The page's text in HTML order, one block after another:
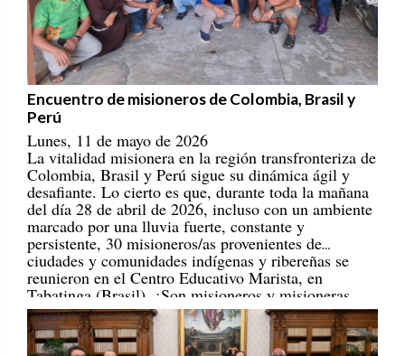
Encuentro de misioneros de Colombia, Brasil y
Perú
Lunes, 11 de mayo de 2026
La vitalidad misionera en la región transfronteriza de
Colombia, Brasil y Perú sigue su dinámica ágil y
desafiante. Lo cierto es que, durante toda la mañana
del día 28 de abril de 2026, incluso con un ambiente
marcado por una lluvia fuerte, constante y
persistente, 30 misioneros/as provenientes de
ciudades y comunidades indígenas y ribereñas se
reunieron en el Centro Educativo Marista, en
Tabatinga (Brasil). ¡Son misioneros y misioneras
portadores/as de esperanza! [REPAM]